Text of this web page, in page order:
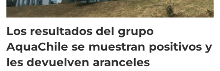
Los resultados del grupo
AquaChile se muestran positivos y
les devuelven aranceles